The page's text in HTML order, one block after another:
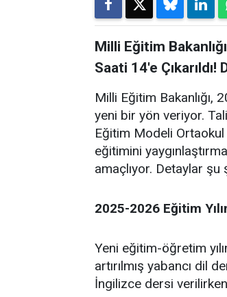
Milli Eğitim
Saati 14'e
Milli Eğitim Bakanlığı,
yeni bir yön veriyor.
Eğitim Modeli Ortaokul
eğitimini
amaçlıyor. Detaylar şu
2025-2026 Eğitim
Yeni eğitim-öğretim
artırılmış yabancı dil
İngilizce dersi